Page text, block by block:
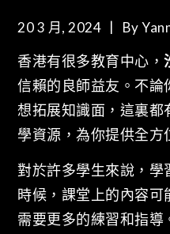
20 3 月, 2024 By
香港有很多教育中心，
信賴的良師益友。不論
想拓展知識面，這裏都
學資源，為你提供全方
對於許多學生來說，學
時候，課堂上的內容
需要更多的練習和指